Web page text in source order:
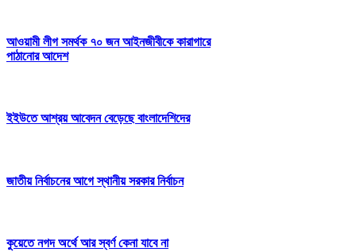
আওয়ামী লীগ সমর্থক ৭০ জন আইনজীবীকে কারাগারে
পাঠানোর আদেশ
ইইউতে আশ্রয় আবেদন বেড়েছে বাংলাদেশিদের
জাতীয় নির্বাচনের আগে স্থানীয় সরকার নির্বাচন
কুয়েতে নগদ অর্থে আর স্বর্ণ কেনা যাবে না